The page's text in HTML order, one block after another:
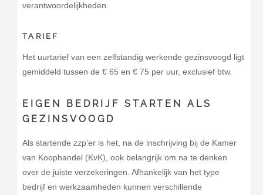
verantwoordelijkheden.
TARIEF
Het uurtarief van een zelfstandig werkende gezinsvoogd ligt
gemiddeld tussen de € 65 en € 75 per uur, exclusief btw.
EIGEN BEDRIJF STARTEN ALS
GEZINSVOOGD
Als startende zzp'er is het, na de inschrijving bij de Kamer
van Koophandel (KvK), ook belangrijk om na te denken
over de juiste verzekeringen. Afhankelijk van het type
bedrijf en werkzaamheden kunnen verschillende